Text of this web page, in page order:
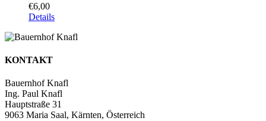
€6,00
Details
KONTAKT
Bauernhof Knafl
Ing. Paul Knafl
Hauptstraße 31
9063 Maria Saal, Kärnten, Österreich